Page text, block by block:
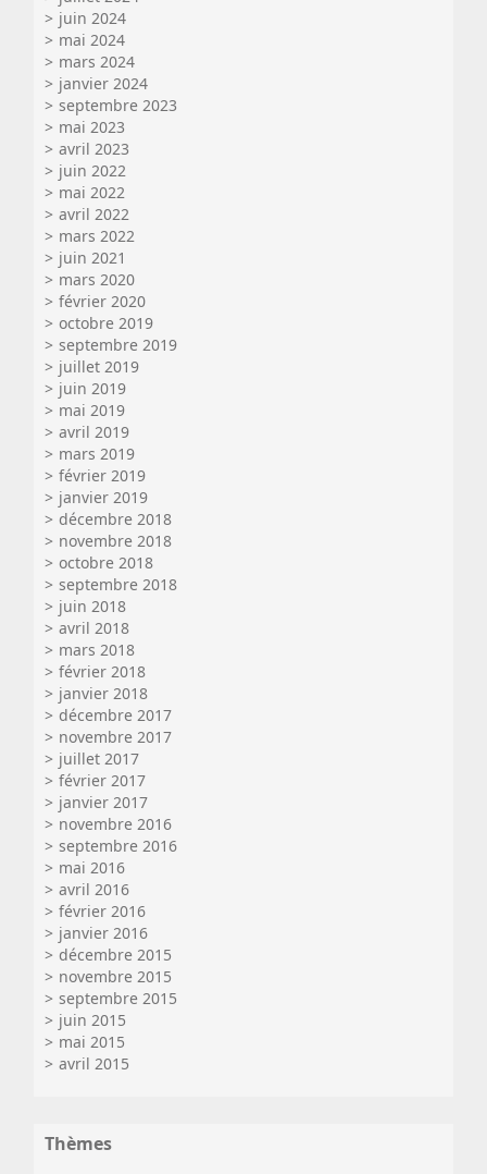
juin 2024
mai 2024
mars 2024
janvier 2024
septembre 2023
mai 2023
avril 2023
juin 2022
mai 2022
avril 2022
mars 2022
juin 2021
mars 2020
février 2020
octobre 2019
septembre 2019
juillet 2019
juin 2019
mai 2019
avril 2019
mars 2019
février 2019
janvier 2019
décembre 2018
novembre 2018
octobre 2018
septembre 2018
juin 2018
avril 2018
mars 2018
février 2018
janvier 2018
décembre 2017
novembre 2017
juillet 2017
février 2017
janvier 2017
novembre 2016
septembre 2016
mai 2016
avril 2016
février 2016
janvier 2016
décembre 2015
novembre 2015
septembre 2015
juin 2015
mai 2015
avril 2015
Thèmes